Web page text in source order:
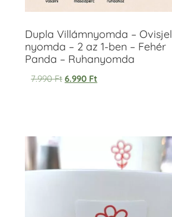
Dupla Villámnyomda – Ovisjel
nyomda – 2 az 1-ben – Fehér
Panda – Ruhanyomda
7.990Ft 6.990 Ft